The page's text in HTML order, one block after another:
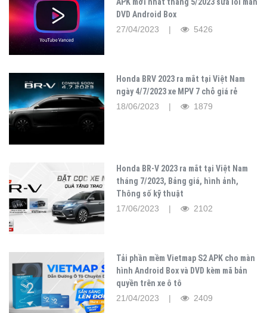
DVD Android Box
27/04/2023 |
5426
Honda BRV 2023 ra mắt tại Việt Nam
ngày 4/7/2023 xe MPV 7 chỗ giá rẻ
18/06/2023 |
1879
Honda BR-V 2023 ra mắt tại Việt Nam
tháng 7/2023, Bảng giá, hình ảnh,
Thông số kỹ thuật
17/06/2023 |
2102
Tải phần mềm Vietmap S2 APK cho màn
hình Android Box và DVD kèm mã bản
quyền trên xe ô tô
21/04/2023 |
2409